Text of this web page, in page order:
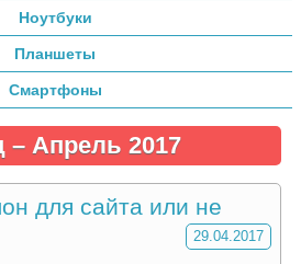
Ноутбуки
Планшеты
Смартфоны
– Апрель 2017
для сайта или не
29.04.2017